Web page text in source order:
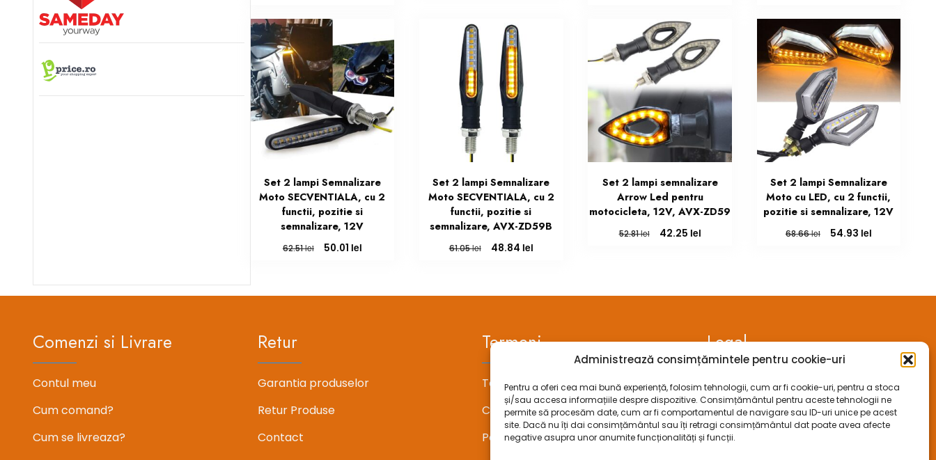
Administrează consimțămintele pentru cookie-uri
Pentru a oferi cea mai bună experiență, folosim tehnologii, cum ar fi cookie-uri, pentru a stoca
și/sau accesa informațiile despre dispozitive. Consimțământul pentru aceste tehnologii ne
permite să procesăm date, cum ar fi comportamentul de navigare sau ID-uri unice pe acest
site. Dacă nu îți dai consimțământul sau îți retragi consimțământul dat poate avea afecte
negative asupra unor anumite funcționalități și funcții.
a
154.21 lei.
71.83 lei.
a
fost:
82.39 lei.
a
fost:
82.39 lei.
este:
65.91 lei.
Set 2 lampi Semnalizare
Moto SECVENTIALA, cu 2
functii, pozitie si
semnalizare, 12V
62.51lei
Prețul
50.01 leiPrețul
Set 2 lampi Semnalizare
Moto SECVENTIALA, cu 2
functii, pozitie si
semnalizare, AVX-ZD59B
61.05lei
Prețul
48.84 leiPrețul
Set 2 lampi semnalizare
Arrow Led pentru
motocicleta, 12V, AVX-ZD59
52.81lei
Prețul
42.25 leiPrețul
Set 2 lampi Semnalizare
Moto cu LED, cu 2 functii,
pozitie si semnalizare, 12V
68.66lei
Prețul
54.93 leiPrețul
Comenzi si Livrare
Contul meu
Cum comand?
Cum se livreaza?
Retur
Garantia produselor
Retur Produse
Contact
Termeni
Termeni si conditii
Confidentialitate
Politica cookie-uri (UE)
Legal
ANPC
ECC
SOL